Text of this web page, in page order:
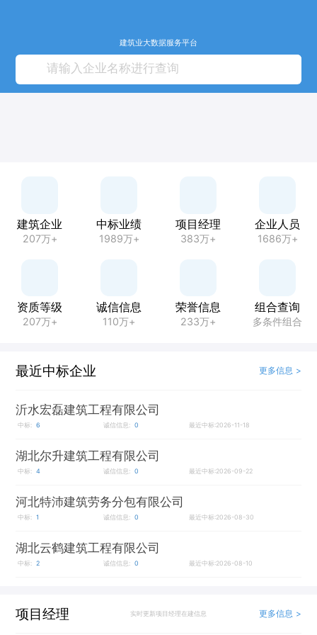
建筑业大数据服务平台
建筑企业
207万+
中标业绩
1989万+
项目经理
383万+
企业人员
1686万+
资质等级
207万+
诚信信息
110万+
荣誉信息
233万+
组合查询
多条件组合
最近中标企业 更多信息 >
沂水宏磊建筑工程有限公司
中标: 6 诚信信息: 0 最近中标:2026-11-18
湖北尔升建筑工程有限公司
中标: 4 诚信信息: 0 最近中标:2026-09-22
河北特沛建筑劳务分包有限公司
中标: 1 诚信信息: 0 最近中标:2026-08-30
湖北云鹤建筑工程有限公司
中标: 2 诚信信息: 0 最近中标:2026-08-10
项目经理 实时更新项目经理在建信息 更多信息 >